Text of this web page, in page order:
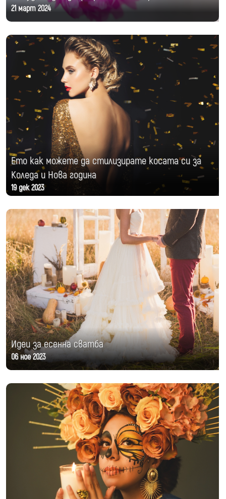
21 март 2024
Ето как можете да стилизирате косата си за
Коледа и Нова година
19 дек 2023
Идеи за есенна сватба
06 ное 2023